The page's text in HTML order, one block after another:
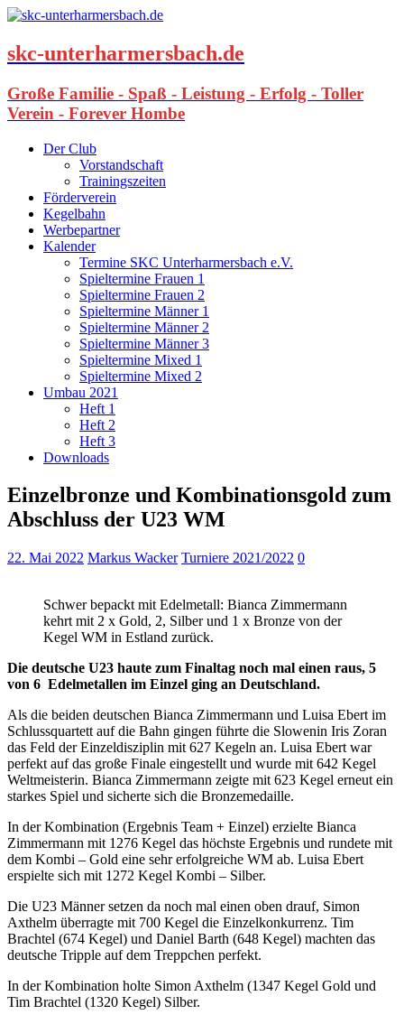
skc-unterharmersbach.de
Große Familie - Spaß - Leistung - Erfolg - Toller
Verein - Forever Hombe
Der Club
Vorstandschaft
Trainingszeiten
Förderverein
Kegelbahn
Werbepartner
Kalender
Termine SKC Unterharmersbach e.V.
Spieltermine Frauen 1
Spieltermine Frauen 2
Spieltermine Männer 1
Spieltermine Männer 2
Spieltermine Männer 3
Spieltermine Mixed 1
Spieltermine Mixed 2
Umbau 2021
Heft 1
Heft 2
Heft 3
Downloads
Einzelbronze und Kombinationsgold zum
Abschluss der U23 WM
22. Mai 2022 Markus Wacker Turniere 2021/2022 0
Schwer bepackt mit Edelmetall: Bianca Zimmermann
kehrt mit 2 x Gold, 2, Silber und 1 x Bronze von der
Kegel WM in Estland zurück.
Die deutsche U23 haute zum Finaltag noch mal einen raus, 5
von 6 Edelmetallen im Einzel ging an Deutschland.
Als die beiden deutschen Bianca Zimmermann und Luisa Ebert im
Schlussquartett auf die Bahn gingen führte die Slowenin Iris Zoran
das Feld der Einzeldisziplin mit 627 Kegeln an. Luisa Ebert war
perfekt auf das große Finale eingestellt und wurde mit 642 Kegel
Weltmeisterin. Bianca Zimmermann zeigte mit 623 Kegel erneut ein
starkes Spiel und sicherte sich die Bronzemedaille.
In der Kombination (Ergebnis Team + Einzel) erzielte Bianca
Zimmermann mit 1276 Kegel das höchste Ergebnis und rundete mit
dem Kombi – Gold eine sehr erfolgreiche WM ab. Luisa Ebert
erspielte sich mit 1272 Kegel Kombi – Silber.
Die U23 Männer setzen da noch mal einen oben drauf, Simon
Axthelm überragte mit 700 Kegel die Einzelkonkurrenz. Tim
Brachtel (674 Kegel) und Daniel Barth (648 Kegel) machten das
deutsche Tripple auf dem Treppchen perfekt.
In der Kombination holte Simon Axthelm (1347 Kegel Gold und
Tim Brachtel (1320 Kegel) Silber.